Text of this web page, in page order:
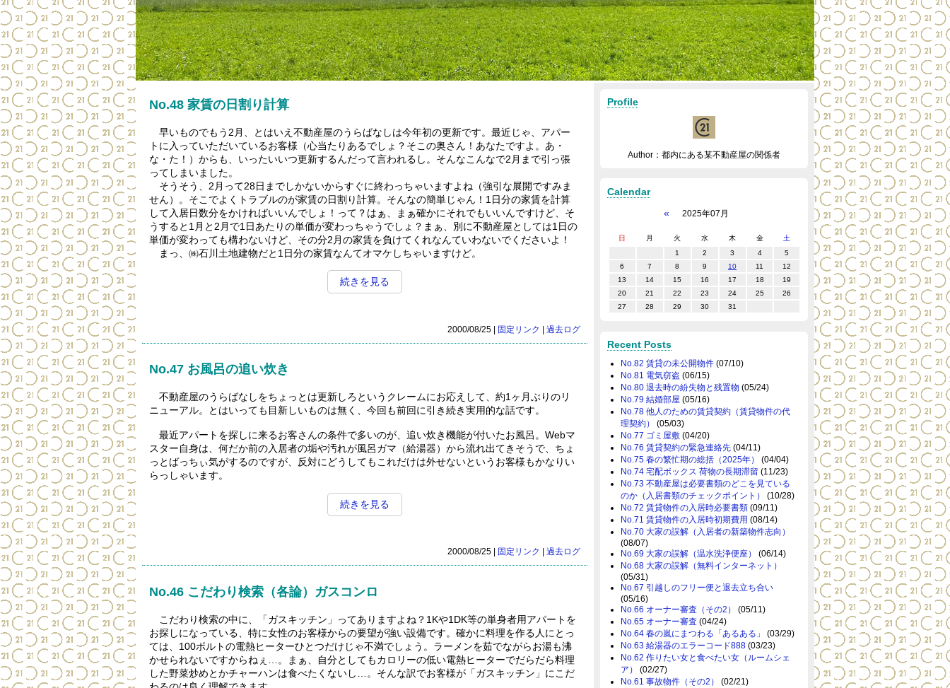
No.48 家賃の日割り計算
早いものでもう2月、とはいえ不動産屋のうらばなしは今年初の更新です。最近じゃ、アパー
トに入っていただいているお客様（心当たりあるでしょ？そこの奥さん！あなたですよ。あ・
な・た！）からも、いったいいつ更新するんだって言われるし。そんなこんなで2月まで引っ張
ってしまいました。
そうそう、2月って28日までしかないからすぐに終わっちゃいますよね（強引な展開ですみま
せん）。そこでよくトラブルのが家賃の日割り計算。そんなの簡単じゃん！1日分の家賃を計算
して入居日数分をかければいいんでしょ！って？はぁ、まぁ確かにそれでもいいんですけど、そ
うすると1月と2月で1日あたりの単価が変わっちゃうでしょ？まぁ、別に不動産屋としては1日の
単価が変わっても構わないけど、その分2月の家賃を負けてくれなんていわないでくださいよ！
まっ、㈱石川土地建物だと1日分の家賃なんてオマケしちゃいますけど。
続きを見る
2000/08/25 | 固定リンク | 過去ログ
No.47 お風呂の追い炊き
不動産屋のうらばなしをちょっとは更新しろというクレームにお応えして、約1ヶ月ぶりのリ
ニューアル。とはいっても目新しいものは無く、今回も前回に引き続き実用的な話です。
最近アパートを探しに来るお客さんの条件で多いのが、追い炊き機能が付いたお風呂。Webマ
スター自身は、何だか前の入居者の垢や汚れが風呂ガマ（給湯器）から流れ出てきそうで、ちょ
っとばっちぃ気がするのですが、反対にどうしてもこれだけは外せないというお客様もかなりい
らっしゃいます。
続きを見る
2000/08/25 | 固定リンク 過去ログ
No.46 こだわり検索（各論）ガスコンロ
こだわり検索の中に、「ガスキッチン」ってありますよね？1Kや1DK等の単身者用アパートを
お探しになっている、特に女性のお客様からの要望が強い設備です。確かに料理を作る人にとっ
ては、100ボルトの電熱ヒーターひとつだけじゃ不満でしょう。ラーメンを茹でながらお湯も沸
かせられないですからねぇ…。まぁ、自分としてもカロリーの低い電熱ヒーターでだらだら料理
した野菜炒めとかチャーハンは食べたくないし…。そんな訳でお客様が「ガスキッチン」にこだ
Profile
Author：都内にある某不動産屋の関係者
Calendar
«
2025年07月
日 月 火 水 木 金
土
1
2 3 4
5
6
7 8 9 10 11
12
13
14 15 16 17 18
19
20
21 22 23 24 25
26
27
28 29 30 31
Recent Posts
No.82 賃貸の未公開物件 (07/10)
No.81 電気窃盗 (06/15)
No.80 退去時の紛失物と残置物 (05/24)
No.79 結婚部屋 (05/16)
No.78 他人のための賃貸契約（賃貸物件の代
理契約）
(05/03)
No.77 ゴミ屋敷 (04/20)
No.76 賃貸契約の緊急連絡先 (04/11)
No.75 春の繁忙期の総括（2025年）
(04/04)
No.74 宅配ボックス 荷物の長期滞留 (11/23)
No.73 不動産屋は必要書類のどこを見ている
のか（入居書類のチェックポイント）
(10/28)
No.72 賃貸物件の入居時必要書類 (09/11)
No.71 賃貸物件の入居時初期費用 (08/14)
No.70 大家の誤解（入居者の新築物件志向）
(08/07)
No.69 大家の誤解（温水洗浄便座）
(06/14)
No.68 大家の誤解（無料インターネット）
(05/31)
No.67 引越しのフリー便と退去立ち合い
(05/16)
No.66 オーナー審査（その2）
(05/11)
No.65 オーナー審査 (04/24)
No.64 春の嵐にまつわる「あるある」
(03/29)
No.63 給湯器のエラーコード888 (03/23)
No.62 作りたい女と食べたい女（ルームシェ
ア）
(02/27)
No.61 事故物件（その2）
(02/21)